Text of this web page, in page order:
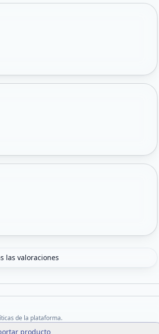
las valoraciones
de la plataforma.
producto